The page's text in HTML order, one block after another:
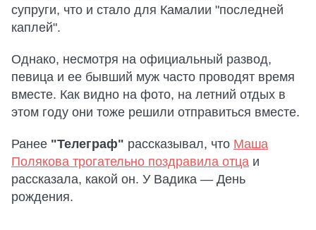
супруги, что и стало для Камалии "последней
каплей".
Однако, несмотря на официальный развод,
певица и ее бывший муж часто проводят время
вместе. Как видно на фото, на летний отдых в
этом году они тоже решили отправиться вместе.
Ранее "Телеграф" рассказывал, что Маша
Полякова трогательно поздравила отца и
рассказала, какой он. У Вадика — День
рождения.